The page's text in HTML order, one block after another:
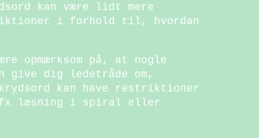
kan være lidt mere
i forhold til, hvordan
opmærksom på, at nogle
dig ledetråde om,
kan have restriktioner
fx læsning i spiral eller